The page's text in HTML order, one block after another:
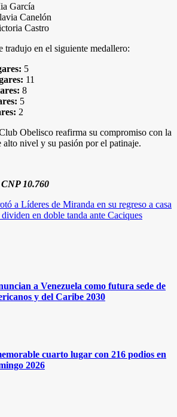
García
Canelón
Castro
tradujo en el siguiente medallero:
5
11
8
5
2
Obelisco reafirma su compromiso con la
nivel y su pasión por el patinaje.
10.760
a Líderes de Miranda en su regreso a casa
en doble tanda ante Caciques
a Venezuela como futura sede de
y del Caribe 2030
cuarto lugar con 216 podios en
2026